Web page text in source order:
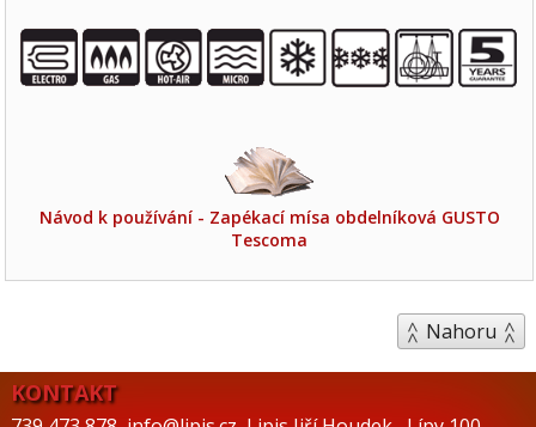
Návod k používání - Zapékací mísa obdelníková GUSTO
Tescoma
Nahoru
KONTAKT